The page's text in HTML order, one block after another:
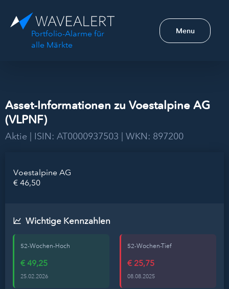
Portfolio-Alarme für
alle Märkte
Menu
Asset-Informationen zu Voestalpine AG
(VLPNF)
Aktie | ISIN: AT0000937503 | WKN: 897200
Voestalpine AG
€ 46,50
Wichtige Kennzahlen
52-Wochen-Hoch
€ 49,25
25.02.2026
52-Wochen-Tief
€ 25,75
08.08.2025